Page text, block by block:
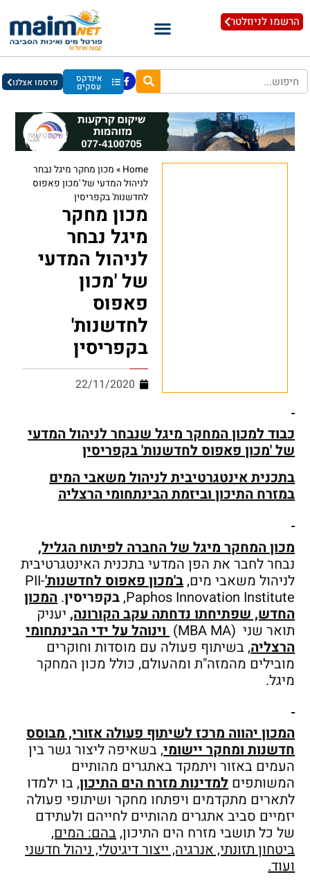
הרשמו לניוזלטר
אינדקס
עסקים פרסמו אצלנו
Home
» מכון מחקר מיגל נבחר
לניהול המדעי של 'מכון פאפוס
לחדשנות' בקפריסין
מכון מחקר
מיגל נבחר
לניהול המדעי
של 'מכון
פאפוס
לחדשנות'
בקפריסין
22/11/2020
כבוד למכון המחקר מיגל שנבחר לניהול המדעי
של 'מכון פאפוס לחדשנות' בקפריסין
בתכנית אינטגרטיבית לניהול משאבי המים
במזרח התיכון וביזמת הבינתחומי הרצליה
מכון המחקר מיגל של החברה לפיתוח הגליל,
נבחר לחבר את הפן המדעי בתכנית האינטגרטיבית
לניהול משאבי מים, ב'מכון פאפוס לחדשנות'PII-
Paphos Innovation Institute, בקפריסין. המכון
החדש, שפתיחתו נדחתה עקב הקורונה, יעניק
תואר שני (MBA MA)
וינוהל על ידי הבינתחומי
הרצליה, בשיתוף פעולה עם מוסדות וחוקרים
מובילים מהמזה"ת ומהעולם, כולל מכון המחקר
מיגל.
המכון יהווה מרכז לשיתוף פעולה אזורי, מבוסס
חדשנות ומחקר יישומי, בשאיפה ליצור גשר בין
העמים באזור ויתמקד באתגרים מהותיים
המשותפיםלמדינות מזרח הים התיכון, בו ילמדו
לתארים מתקדמים ויפתחו מחקר ושיתופי פעולה
יזמיים סביב אתגרים מהותיים לחייהם ולעתידם
של כל תושבי מזרח הים התיכון,בהם: המים,
ביטחון תזונתי, אנרגיה, ייצור דיגיטלי, ניהול חדשני
ועוד.